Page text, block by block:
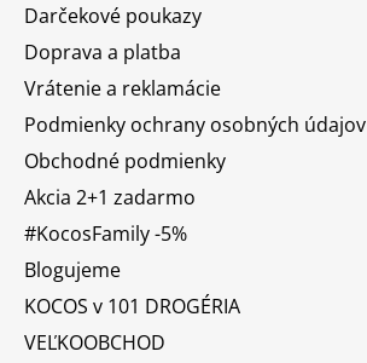
Darčekové poukazy
Doprava a platba
Vrátenie a reklamácie
Podmienky ochrany osobných údajov
Obchodné podmienky
Akcia 2+1 zadarmo
#KocosFamily -5%
Blogujeme
KOCOS v 101 DROGÉRIA
VEĽKOOBCHOD